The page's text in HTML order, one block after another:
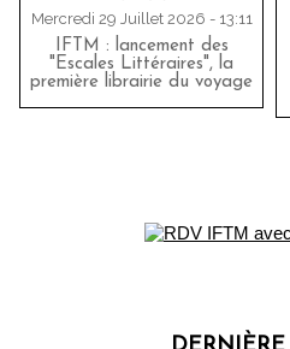
Mercredi 29 Juillet 2026 - 13:11
IFTM : lancement des
"Escales Littéraires", la
première librairie du voyage